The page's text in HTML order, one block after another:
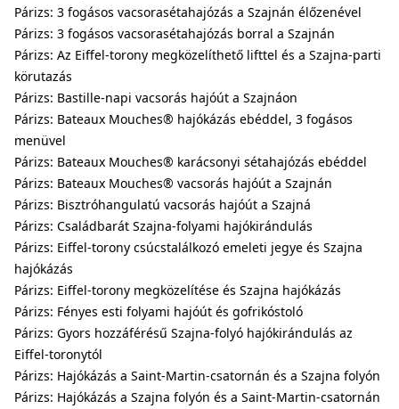
Párizs: 3 fogásos vacsorasétahajózás a Szajnán élőzenével
Párizs: 3 fogásos vacsorasétahajózás borral a Szajnán
Párizs: Az Eiffel-torony megközelíthető lifttel és a Szajna-parti
körutazás
Párizs: Bastille-napi vacsorás hajóút a Szajnáon
Párizs: Bateaux Mouches® hajókázás ebéddel, 3 fogásos
menüvel
Párizs: Bateaux Mouches® karácsonyi sétahajózás ebéddel
Párizs: Bateaux Mouches® vacsorás hajóút a Szajnán
Párizs: Bisztróhangulatú vacsorás hajóút a Szajná
Párizs: Családbarát Szajna-folyami hajókirándulás
Párizs: Eiffel-torony csúcstalálkozó emeleti jegye és Szajna
hajókázás
Párizs: Eiffel-torony megközelítése és Szajna hajókázás
Párizs: Fényes esti folyami hajóút és gofrikóstoló
Párizs: Gyors hozzáférésű Szajna-folyó hajókirándulás az
Eiffel-toronytól
Párizs: Hajókázás a Saint-Martin-csatornán és a Szajna folyón
Párizs: Hajókázás a Szajna folyón és a Saint-Martin-csatornán